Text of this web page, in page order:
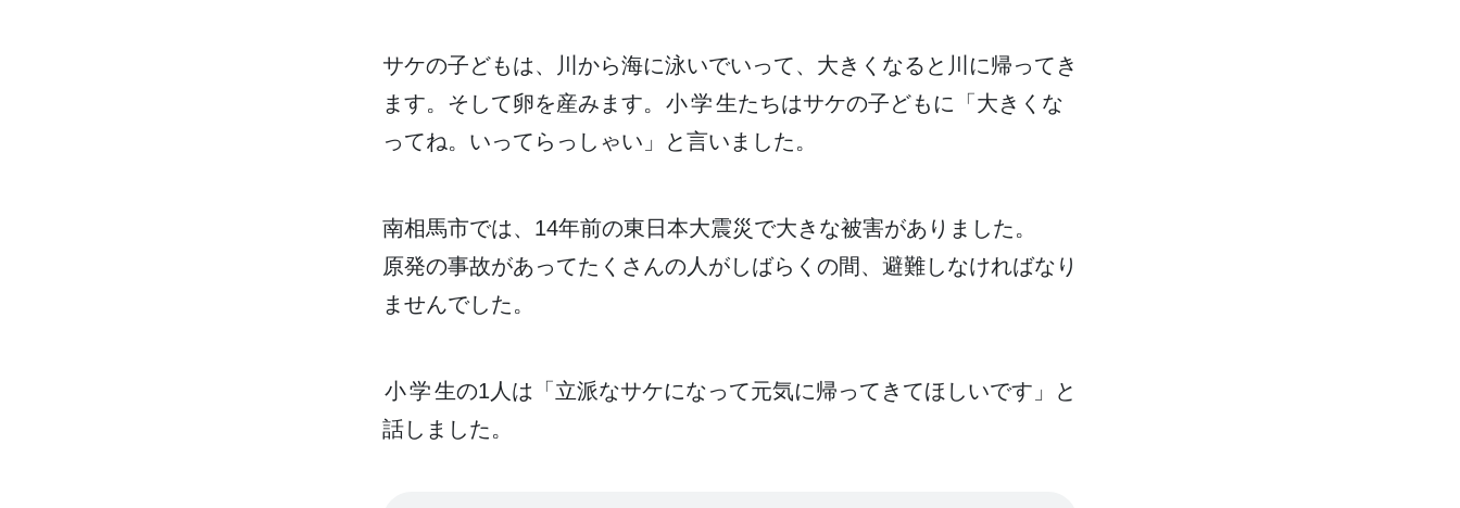
サケの子どもは、 川 から海に泳いでいって、 大きくなると 川 に帰ってき
ます。そして卵を産みます。 小学生たちはサケの子どもに「 大きくな
ってね。いってらっしゃい」と言いました。
南相馬市では、14年前の東日本大震災で大きな被害がありました。
原発の事故があってたくさんの 人 がしばらくの間 、 避難しなければなり
ませんでした。
小学生の1人 は「 立派なサケになって元気に帰ってきてほしいです」と
話しました。